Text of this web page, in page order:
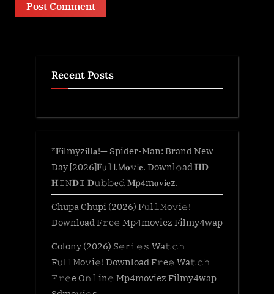
Recent Posts
*𝐅𝐢lmyz𝐢𝐥l𝐚!— Spider-Man: Brand New
Day [2026]𝐅𝗎𝚕𝗅.𝖬𝐨𝚟𝗂𝐞. Downl𝚘ad 𝐇𝐃
𝐇𝙸𝙽𝐃𝙸 𝐃𝚞𝚋𝚋𝐞𝚍 𝐌𝗉𝟦m𝐨𝐯𝐢𝐞z.
Chupa Chupi (2026) F𝚞l𝚕𝙼o𝚟i𝚎!
Download F𝚛e𝚎 Mp4moviez Filmy4wap
Colony (2026) S𝚎r𝚒𝚎𝚜 Wa𝚝𝚌𝚑
F𝚞l𝚕𝙼o𝚟i𝚎! Download F𝚛e𝚎 Wa𝚝𝚌𝚑
𝙵𝚛𝚎e O𝚗𝚕in𝚎 Mp4moviez Filmy4wap